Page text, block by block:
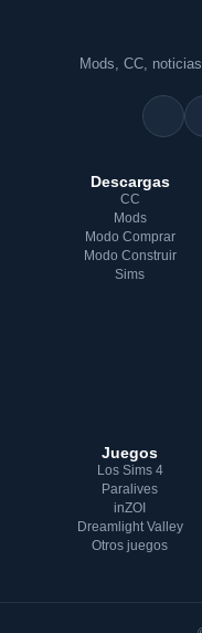
Mods, CC,
Descargas
CC
Mods
Modo Comprar
Modo Construir
Sims
Juegos
Los Sims 4
Paralives
inZOI
Dreamlight Valley
Otros juegos